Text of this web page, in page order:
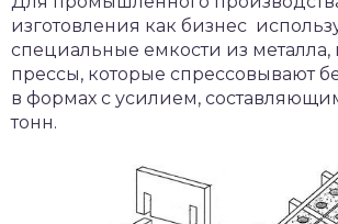
изготовления как бизнес
специальные емкости из металла,
прессы, которые спрессовывают
в формах с усилием,
тонн.